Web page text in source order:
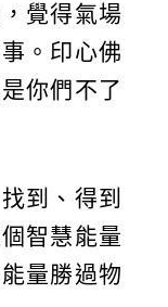
覺得氣場
。印心佛
你們不了
到、得到
智慧能量
量勝過物